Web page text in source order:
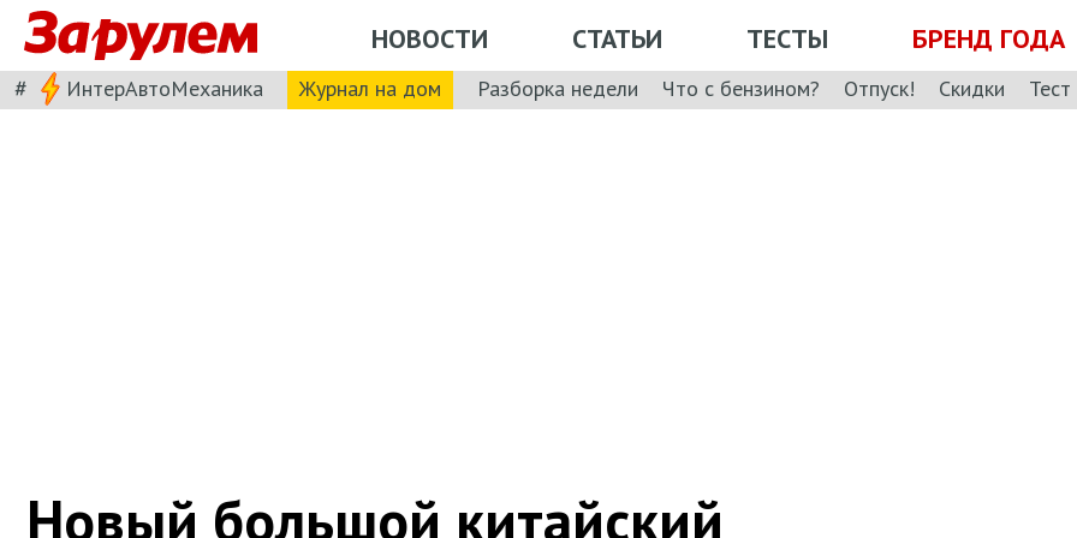
НОВОСТИ СТАТЬИ ТЕСТЫ БРЕНД ГОДА
# ИнтерАвтоМеханика Журнал на дом Разборка недели Что с бензином? Отпуск! Скидки
Новый большой китайский